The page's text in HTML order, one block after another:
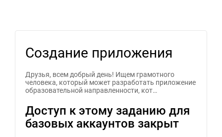
Создание приложения
Друзья, всем добрый день! Ищем грамотного
человека, который может разработать приложение
образовательной направленности, кот…
Доступ к этому заданию для
базовых аккаунтов закрыт